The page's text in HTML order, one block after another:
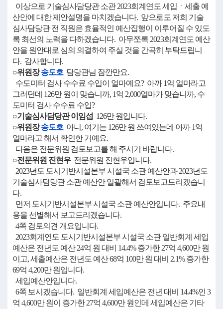
이상으로 기술심사담당관 소관 2023회계연도 세입ㆍ세출 예
산안에 대한 제안설명을 마치겠습니다. 앞으로도 저희 기술
심사담당관 전 직원은 효율적인 예산집행이 이루어질 수 있도
록 최선의 노력을 다하겠습니다. 아무쪼록 2023회계연도 예산
안을 원안대로 심의 의결하여 주실 것을 간곡히 부탁드립니
다. 감사합니다.
○위원장송도호 담당관님 잠깐만요.
수도미터 검사 수수료 수입이 얼마예요? 아까 1억 얼마라고
그러던데 126만 원이 맞습니까, 1억 2,000얼마가 맞습니까, 수
도미터 검사 수수료 수입?
○기술심사담당관 이임섭 126만 원입니다.
○위원장송도호 아니, 여기는 126만 원 쓰여있는데 아까 1억
얼마라고 해서 확인한 거예요.
다음은 전문위원 검토보고를 해 주시기 바랍니다.
○전문위원 진현우전문위원 진현우입니다.
2023년도 도시기반시설본부 시설국 소관 예산안과 2023년도
기술심사담당관 소관 예산안 일괄해서 검토보고드리겠습니
다.
먼저 도시기반시설본부 시설국 소관 예산안입니다. 주요내
용을 선별해서 보고드리겠습니다.
4쪽 검토의견 개요입니다.
2023회계연도 도시기반시설본부 시설국 소관 일반회계 세입
예산은 전년도 예산 24억 원 대비 14.4% 증가한 27억 4,600만 원
이고, 세출예산은 전년도 예산 68억 100만 원 대비 2.1% 증가한
69억 4,200만 원입니다.
세입예산안입니다.
6쪽 보시겠습니다. 일반회계 세입예산은 전년 대비 14.4%인 3
억 4,600만 원이 증가한 27억 4,600만 원인데 세입예산은 기타